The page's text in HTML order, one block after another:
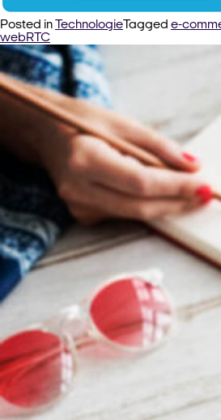
Posted in TechnologieTagged e-
webRTC